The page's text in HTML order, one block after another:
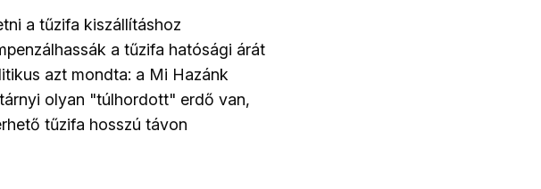
a tűzifa kiszállításhoz
a tűzifa hatósági árát
azt mondta: a Mi Hazánk
olyan "túlhordott" erdő van,
tűzifa hosszú távon